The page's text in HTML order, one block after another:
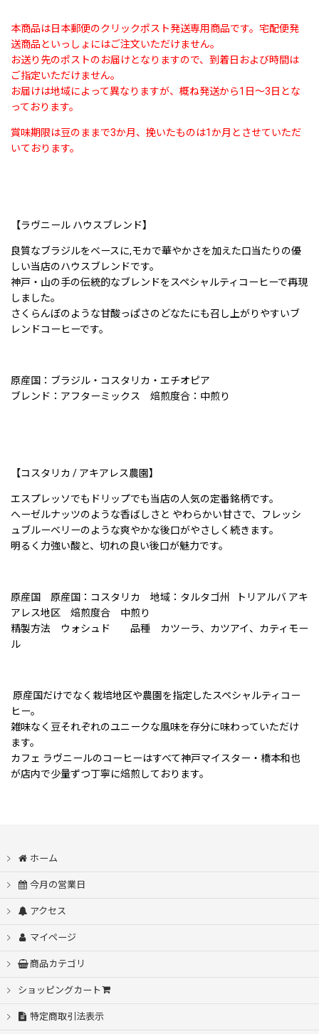
本商品は日本郵便のクリックポスト発送専用商品です。宅配便発
送商品といっしょにはご注文いただけません。
お送り先のポストのお届けとなりますので、到着日および時間は
ご指定いただけません。
お届けは地域によって異なりますが、概ね発送から1日〜3日とな
っております。
賞味期限は豆のままで3か月、挽いたものは1か月とさせていただ
いております。
【ラヴニール ハウスブレンド】
良質なブラジルをベースに,モカで華やかさを加えた口当たりの優
しい当店のハウスブレンドです。
神戸・山の手の伝統的なブレンドをスペシャルティコーヒーで再現
しました。
さくらんぼのような甘酸っぱさのどなたにも召し上がりやすいブ
レンドコーヒーです。
原産国：ブラジル・コスタリカ・エチオピア
ブレンド：アフターミックス 焙煎度合：中煎り
【コスタリカ / アキアレス農園】
エスプレッソでもドリップでも当店の人気の定番銘柄です。
へーゼルナッツのような香ばしさと やわらかい甘さで、フレッシ
ュブルーベリーのような爽やかな後口がやさしく続きます。
明るく力強い酸と、切れの良い後口が魅力です。
原産国 原産国：コスタリカ 地域：タルタゴ州 トリアルバ アキ
アレス地区 焙煎度合 中煎り
精製方法 ウォシュド 品種 カツーラ、カツアイ、カティモー
ル
原産国だけでなく栽培地区や農園を指定したスペシャルティコー
ヒー。
雑味なく豆それぞれのユニークな風味を存分に味わっていただけ
ます。
カフェ ラヴニールのコーヒーはすべて神戸マイスター・橋本和也
が店内で少量ずつ丁寧に焙煎しております。
ホーム
今月の営業日
アクセス
マイページ
商品カテゴリ
ショッピングカート
特定商取引法表示